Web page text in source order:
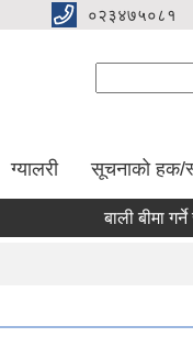
०२३४७५०८१
ग्यालरी सूचनाको हक/
बाली बीमा